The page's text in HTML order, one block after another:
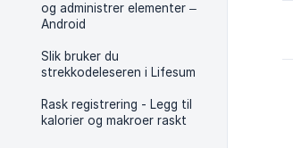
og administrer elementer –
Android
Slik bruker du
strekkodeleseren i Lifesum
Rask registrering - Legg til
kalorier og makroer raskt